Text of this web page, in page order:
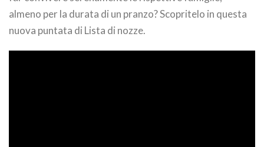
almeno per la durata di un pranzo? Scopritelo in questa
nuova puntata di Lista di nozze.